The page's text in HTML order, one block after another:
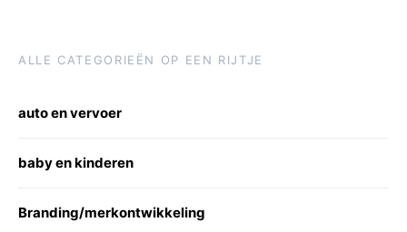
ALLE CATEGORIEËN OP EEN RIJTJE
auto en vervoer
baby en kinderen
Branding/merkontwikkeling